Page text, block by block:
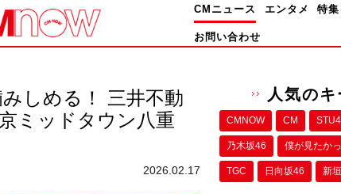
CMニュース エンタメ 特集
お問い合わせ
しめる！ 三井不動
ミッドタウン八重
2026.02.17
人気の
CMNOW CM
乃木坂46 僕が⾒たか
TGC 日向坂46 新